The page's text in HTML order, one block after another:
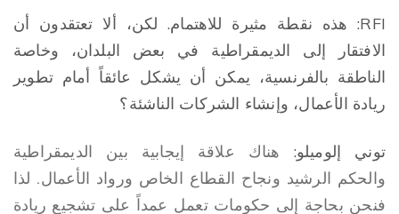
RFI: هذه نقطة مثيرة للاهتمام. لكن، ألا تعتقدون أن
الافتقار إلى الديمقراطية في بعض البلدان، وخاصة
الناطقة بالفرنسية، يمكن أن يشكل عائقاً أمام تطوير
ريادة الأعمال، وإنشاء الشركات الناشئة؟
توني إلوميلو: هناك علاقة إيجابية بين الديمقراطية
والحكم الرشيد ونجاح القطاع الخاص ورواد الأعمال. لذا
فنحن بحاجة إلى حكومات تعمل عمداً على تشجيع ريادة